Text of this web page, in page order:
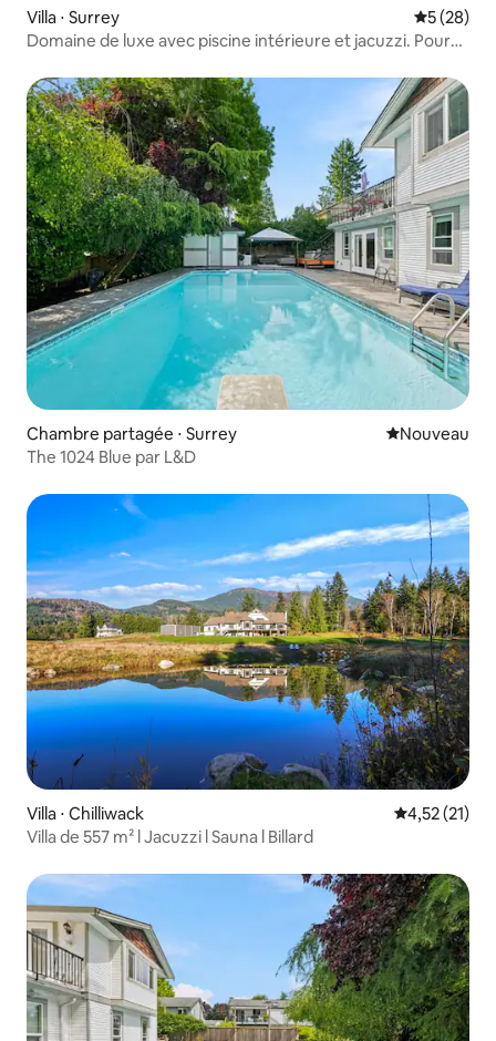
Villa ⋅ Surrey
5 (28)
Domaine de luxe avec piscine intérieure et jacuzzi. Pour
Chambre partagée ⋅ Surrey Nouvel
Nouveau
The 1024 Blue par L&D
Villa ⋅ Chilliwack Évaluation
4,52 (21)
Villa de 557 m² l Jacuzzi l Sauna l Billard